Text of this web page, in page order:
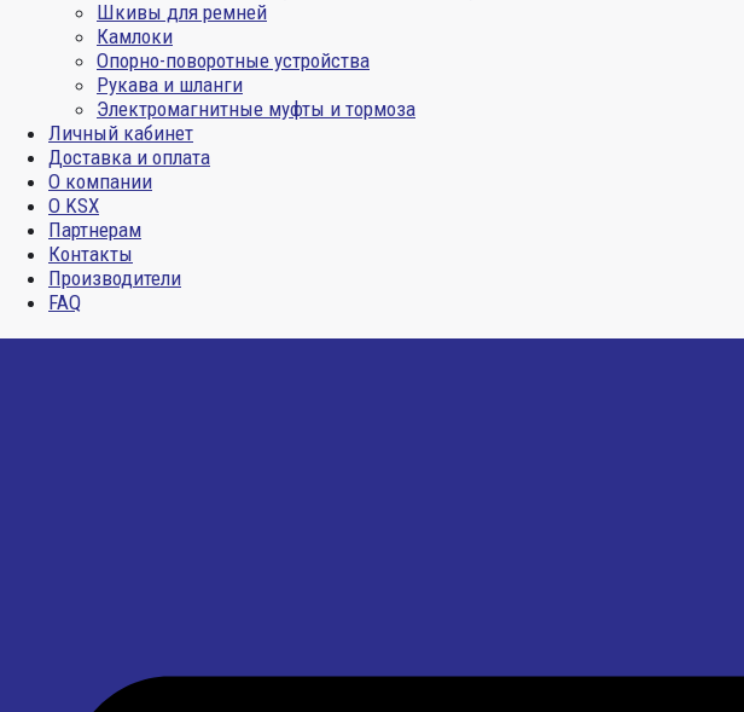
Шкивы для ремней
Камлоки
Опорно-поворотные устройства
Рукава и шланги
Электромагнитные муфты и тормоза
Личный кабинет
Доставка и оплата
О компании
О KSX
Партнерам
Контакты
Производители
FAQ